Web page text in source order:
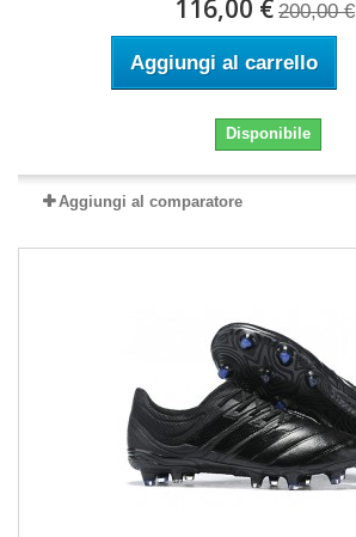
116,00 € 200,00 €
Aggiungi al carrello
Disponibile
Aggiungi al comparatore